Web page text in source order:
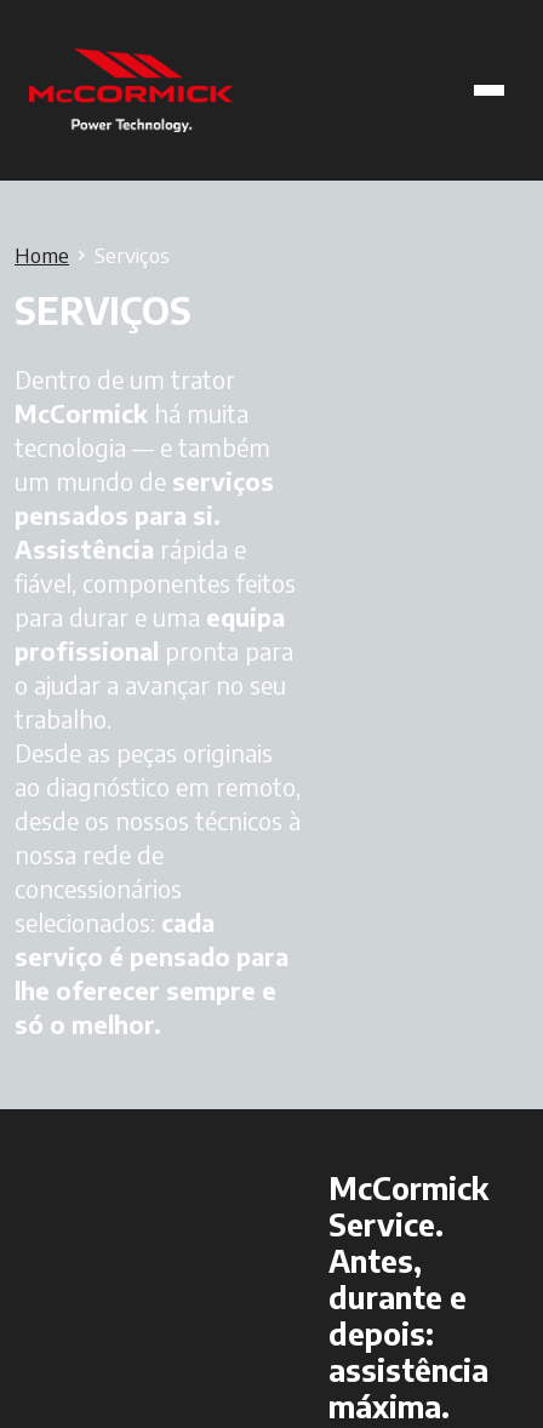
Home Serviços
SERVIÇOS
Dentro de um trator
McCormick há muita
tecnologia — e também
um mundo de serviços
pensados para si.
Assistência rápida e
fiável, componentes feitos
para durar e uma equipa
profissional pronta para
o ajudar a avançar no seu
trabalho.
Desde as peças originais
ao diagnóstico em remoto,
desde os nossos técnicos à
nossa rede de
concessionários
selecionados: cada
serviço é pensado para
lhe oferecer sempre e
só o melhor.
McCormick
Service.
Antes,
durante e
depois:
assistência
máxima.